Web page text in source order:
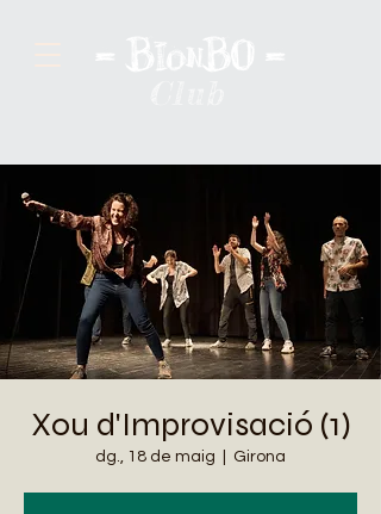
Xou d'Improvisació (1)
dg., 18 de maig Girona